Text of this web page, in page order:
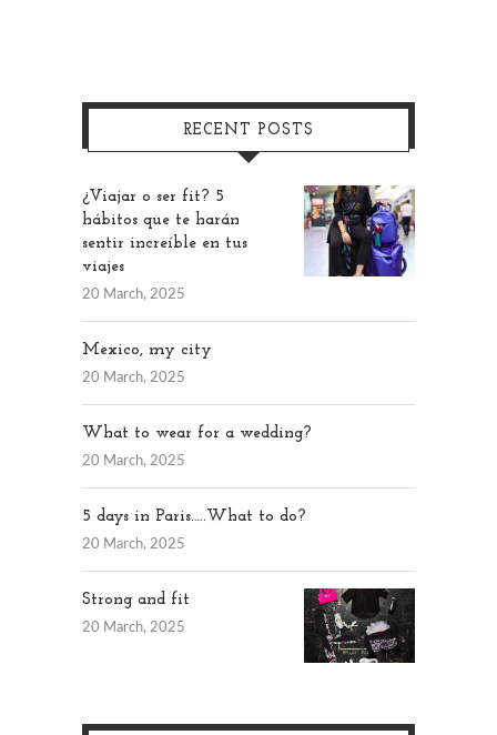
RECENT POSTS
¿Viajar o ser fit? 5
hábitos que te harán
sentir increíble en tus
viajes
20 March, 2025
Mexico, my city
20 March, 2025
What to wear for a wedding?
20 March, 2025
5 days in Paris…..What to do?
20 March, 2025
Strong and fit
20 March, 2025